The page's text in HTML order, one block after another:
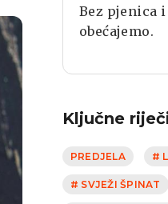
Bez pjenica
obećajemo.
Ključne
PREDJELA #
# SVJEŽI ŠPINAT